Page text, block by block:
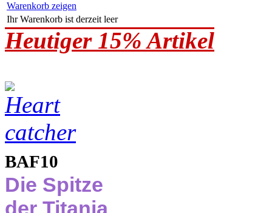
Warenkorb zeigen
Ihr Warenkorb ist derzeit leer
Heutiger 15% Artikel
BAF10
Die Spitze
der Titania